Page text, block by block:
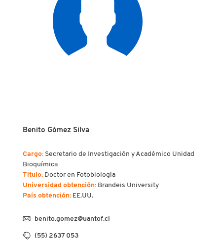
Benito Gómez Silva
Cargo: Secretario de Investigación y Académico Unidad
Bioquímica
Título: Doctor en Fotobiología
Universidad obtención: Brandeis University
País obtención: EE.UU.
benito.gomez@uantof.cl
(55) 2637 053